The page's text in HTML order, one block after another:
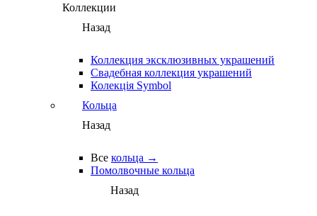
Коллекции
Назад
Коллекция эксклюзивных украшений
Свадебная коллекция украшений
Колекція Symbol
Кольца
Назад
Все кольца →
Помолвочные кольца
Назад